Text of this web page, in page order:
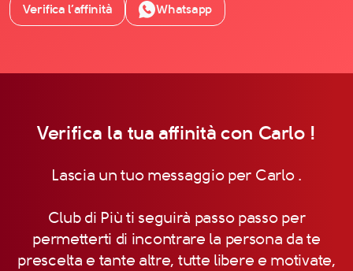
Verifica l’affinità Whatsapp
Verifica la tua affinità con Carlo !
Lascia un tuo messaggio per Carlo .
Club di Più ti seguirà passo passo per
permetterti di incontrare la persona da te
prescelta e tante altre, tutte libere e motivate,